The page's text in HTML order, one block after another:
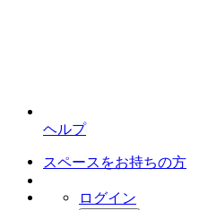
ヘルプ
スペースをお持ちの方
ログイン